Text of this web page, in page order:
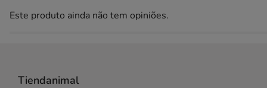
Este produto ainda não tem opiniões.
Tiendanimal